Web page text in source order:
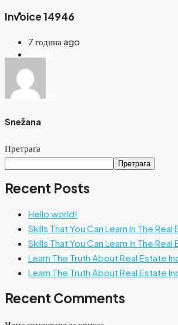
Informacije
Kontakt
Invoice 14946
7 година ago
Snežana
Претрага
Претрага
Recent Posts
Hello world!
Skills That You Can Learn In The
Skills That You Can Learn In The
Learn The Truth About Real Estate
Learn The Truth About Real Estate
Recent Comments